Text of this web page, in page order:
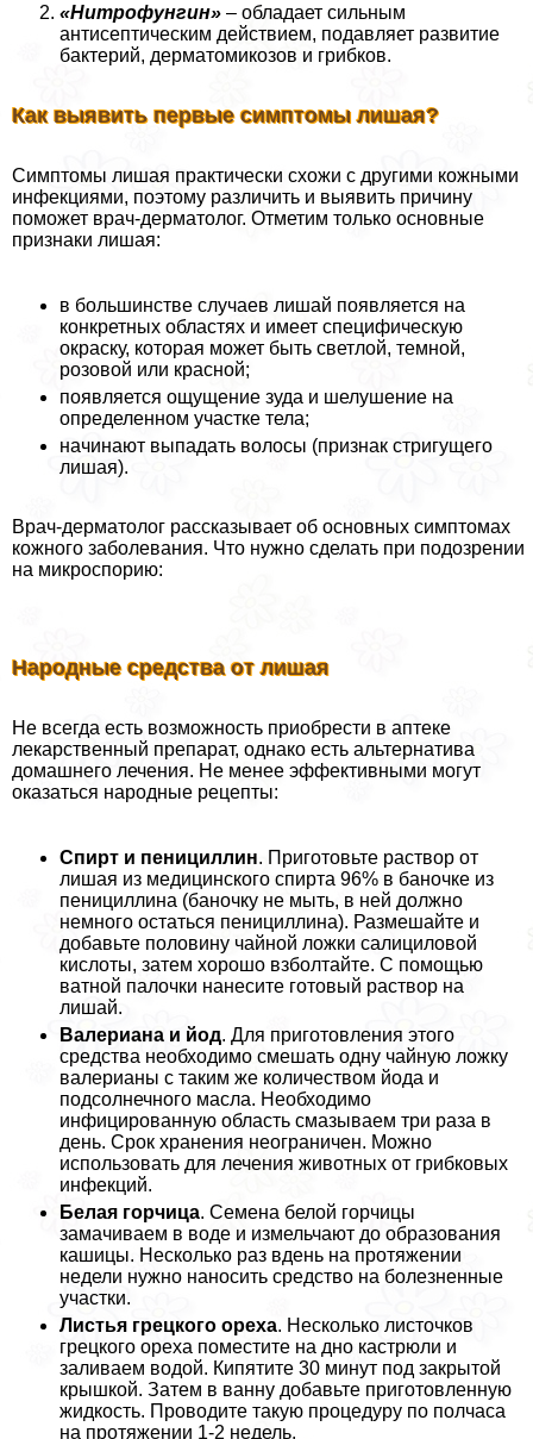
«Нитрофунгин» – обладает сильным
антисептическим действием, подавляет развитие
бактерий, дерматомикозов и грибков.
Как выявить первые симптомы лишая?
Симптомы лишая пpaктически схожи с другими кожными
инфекциями, поэтому различить и выявить причину
поможет врач-дерматолог. Отметим только основные
признаки лишая:
в большинстве случаев лишай появляется на
конкретных областях и имеет специфическую
окраску, которая может быть светлой, темной,
розовой или красной;
появляется ощущение зуда и шелушение на
определенном участке тела;
начинают выпадать волосы (признак стригущего
лишая).
Врач-дерматолог рассказывает об основных симптомах
кожного заболевания. Что нужно сделать при подозрении
на микроспорию:
Народные средства от лишая
Не всегда есть возможность приобрести в аптеке
лекарственный препарат, однако есть альтернатива
домашнего лечения. Не менее эффективными могут
оказаться народные рецепты:
Спирт и пенициллин. Приготовьте раствор от
лишая из медицинского спирта 96% в баночке из
пенициллина (баночку не мыть, в ней должно
немного остаться пенициллина). Размешайте и
добавьте половину чайной ложки салициловой
кислоты, затем хорошо взболтайте. С помощью
ватной палочки нанесите готовый раствор на
лишай.
Валериана и йод. Для приготовления этого
средства необходимо смешать одну чайную ложку
валерианы с таким же количеством йода и
подсолнечного масла. Необходимо
инфицированную область смазываем три раза в
день. Срок хранения неограничен. Можно
использовать для лечения животных от грибковых
инфекций.
Белая горчица. Семена белой горчицы
замачиваем в воде и измельчают до образования
кашицы. Несколько раз вдень на протяжении
недели нужно наносить средство на болезненные
участки.
Листья грецкого ореха. Несколько листочков
грецкого ореха поместите на дно кастрюли и
заливаем водой. Кипятите 30 минут под закрытой
крышкой. Затем в ванну добавьте приготовленную
жидкость. Проводите такую процедуру по полчаса
на протяжении 1-2 недель.